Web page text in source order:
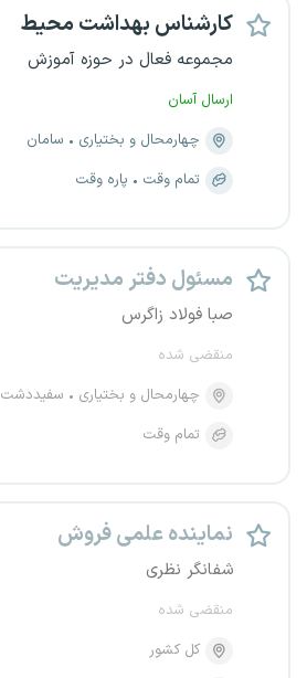
کارشناس بهداشت محیط
مجموعه فعال در حوزه آموزش
ارسال آسان
چهارمحال و بختیاری
سامان
تمام وقت
پاره وقت
مسئول دفتر مدیریت
صبا فولاد زاگرس
منقضی شده
چهارمحال و بختیاری
سفیددشت
تمام وقت
نماینده علمی فروش
شفانگر نظری
منقضی شده
کل کشور